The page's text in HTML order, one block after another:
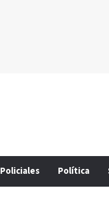
Policiales Política